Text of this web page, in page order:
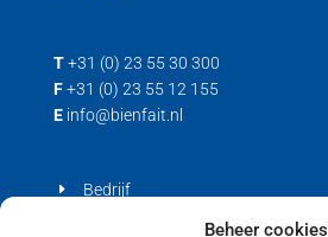
Beheer cookies
T +31 (0) 23 55 30 300
F +31 (0) 23 55 12 155
E info@bienfait.nl
Bedrijf